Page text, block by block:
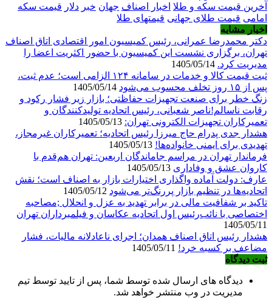
آخرین قیمت سکه و طلا اخبار اصناف جهان خبر دلار قیمت سکه
امامی قیمت طلای جهانی قیمتهای طلا
اخبار مشابه
دکتر محمدرضا عمرانی، رئیس کمیسیون امور اقتصادی اتاق اصناف
تهران، برگزاری نشست این کمیسیون با حضور اکثریت اعضا را
مدیریت کرد.
ثبت قیمت کالا و خدمات در سامانه ۱۲۴ الزامی است؛ عدم ثبت،
پس از ۱۵ روز تخلف محسوب می‌شود
زنگ خطر برای صنعت تجهیزات حفاظتی؛ بازار زیر فشار رکود و
رقابت ناسالم!ناصر شعبانی، رئیس اتحادیه تولیدکنندگان و
تعمیرکاران تجهیزات الکترونی تهران:
هشدار جدی پدرام حاج میرزا رئیس اتحادیه؛ تعمیرکاران غیرمجاز،
تهدیدی برای ایمنی خانواده‌ها!
فرماندار تهران در مراسم جاماندگان اربعین: تهران هم‌قدم با
کاروان عشق و وفاداری
عارف: دولت آماده واگذاری اختیارات بازار به اصناف است؛ نقش
اتحادیه‌ها در تنظیم بازار پررنگ‌تر می‌شود
تاکید بر شفافیت مالی در برابر تهدید به عزل و انحلال ;مصاحبه
اختصاصی با نائب‌رئیس اول اتحادیه عکاسان و فیلمبرداران تهران
1405/05/11
هشدار رئیس اتاق اصناف همدان؛ اجرای ناعادلانه مالیات، فشار
مضاعف بر کسبه خرد!
ثبت دیدگاه
دیدگاه های ارسال شده توسط شما، پس از تایید توسط تیم
مدیریت در وب منتشر خواهد شد.